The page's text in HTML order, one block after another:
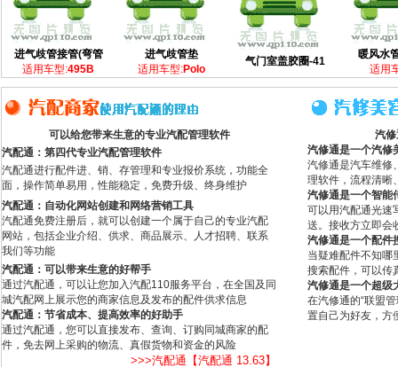
进气歧管接管(弯管
适用车型:495B
进气歧管垫
适用车型:Polo
气门室盖胶圈-41
暖风水
适用
可以给您带来生意的专业汽配管理软件
汽配通：第四代专业汽配管理软件
汽配通进行配件进、销、存管理和专业报价系统，功能全
面，操作简单易用，性能稳定，免费升级、终身维护
汽配通：自动化网站创建和网络营销工具
汽配通免费注册后，就可以创建一个属于自己的专业汽配
网站，包括企业介绍、供求、商品展示、人才招聘、联系
我们等功能
汽配通：可以带来生意的好帮手
通过汽配通，可以让您加入汽配110服务平台，在全国及同
城汽配网上展示您的商家信息及发布的配件供求信息
汽配通：节省成本、提高效率的好助手
通过汽配通，您可以直接发布、查询、订购同城商家的配
件，免去网上采购的物流、真假货物和资金的风险
>>>汽配通【汽配通 13.63】
汽
汽修通是一个汽修
汽修通是汽车维修
理软件，流程清晰
汽修通是一个智能
可以用汽配通光速
送。接收方立即会
汽修通是一个配件
当疑难配件不知哪
搜索配件，可以传
汽修通是一个超级
在汽修通的“联盟
置自己为好友，方